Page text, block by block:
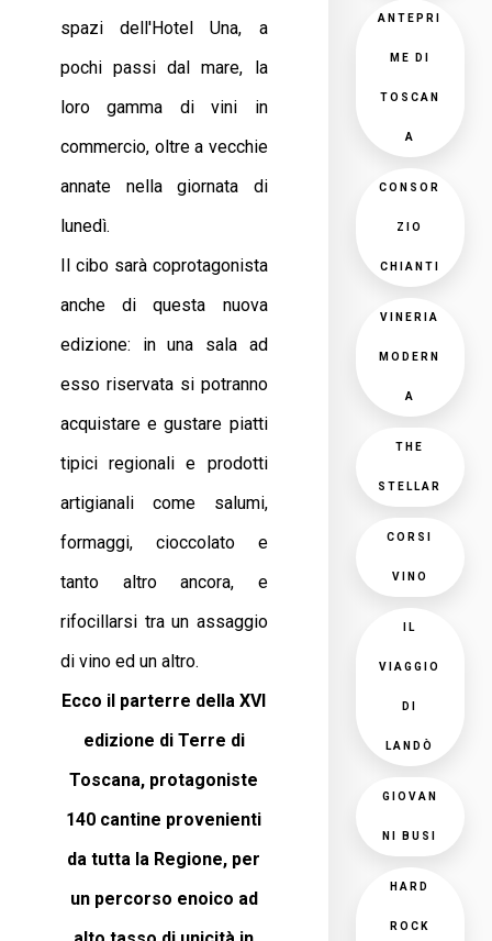
spazi dell'Hotel Una, a
pochi passi dal mare, la
loro gamma di vini in
commercio, oltre a vecchie
annate nella giornata di
lunedì.
Il cibo sarà coprotagonista
anche di questa nuova
edizione: in una sala ad
esso riservata si potranno
acquistare e gustare piatti
tipici regionali e prodotti
artigianali come salumi,
formaggi, cioccolato e
tanto altro ancora, e
rifocillarsi tra un assaggio
di vino ed un altro.
Ecco il parterre della XVI
edizione di Terre di
Toscana, protagoniste
140 cantine provenienti
da tutta la Regione, per
un percorso enoico ad
ANTEPRI
ME DI
TOSCAN
A
CONSOR
ZIO
CHIANTI
VINERIA
MODERN
A
THE
STELLAR
CORSI
VINO
IL
VIAGGIO
DI
LANDÒ
GIOVAN
NI BUSI
HARD
ROCK